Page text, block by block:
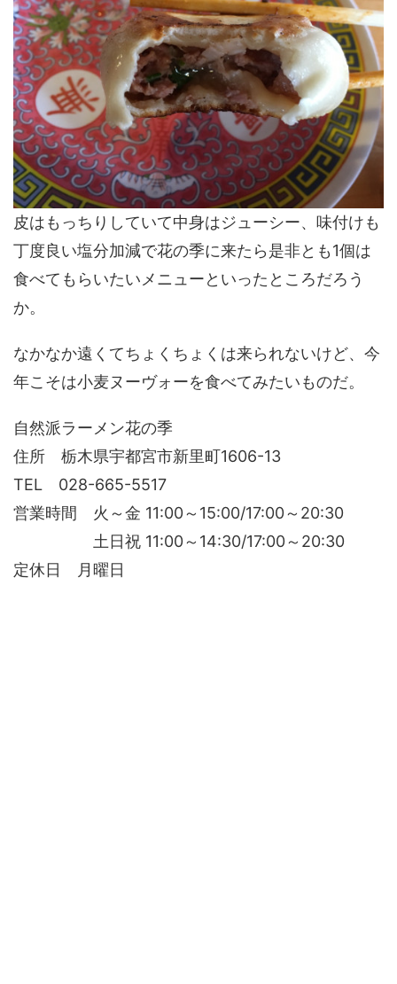
皮はもっちりしていて中身はジューシー、味付けも
丁度良い塩分加減で花の季に来たら是非とも1個は
食べてもらいたいメニューといったところだろう
か。
なかなか遠くてちょくちょくは来られないけど、今
年こそは小麦ヌーヴォーを食べてみたいものだ。
自然派ラーメン花の季
住所 栃木県宇都宮市新里町1606-13
TEL 028-665-5517
営業時間 火～金 11:00～15:00/17:00～20:30
土日祝 11:00～14:30/17:00～20:30
定休日 月曜日